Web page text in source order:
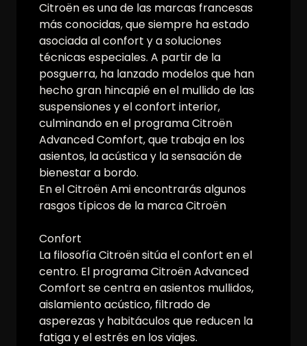
Citroën es una de las marcas francesas
más conocidas, que siempre ha estado
asociada al confort y a soluciones
técnicas especiales. A partir de la
posguerra, ha lanzado modelos que han
hecho gran hincapié en el mullido de las
suspensiones y el confort interior,
culminando en el programa Citroën
Advanced Comfort, que trabaja en los
asientos, la acústica y la sensación de
bienestar a bordo.
En el Citroën Ami encontrarás algunos
rasgos típicos de la marca Citroën
Confort
La filosofía Citroën sitúa el confort en el
centro. El programa Citroën Advanced
Comfort se centra en asientos mullidos,
aislamiento acústico, filtrado de
asperezas y habitáculos que reducen la
fatiga y el estrés en los viajes.